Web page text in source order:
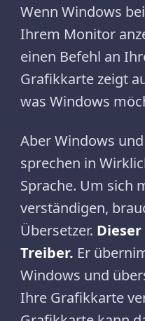
Wenn Windows
Ihrem Monitor
einen Befehl an
Grafikkarte zeigt
was Windows
Aber Windows
sprechen in
Sprache. Um sich
verständigen,
Übersetzer.
Treiber. Er
Windows und
Ihre Grafikkarte